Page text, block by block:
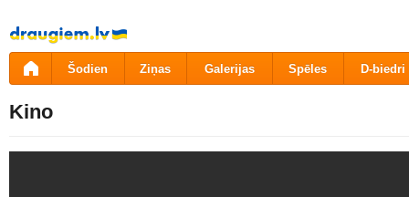
Pāriet
uz
saturu
Šodien Ziņas Galerijas Spēles D-biedri
Kino